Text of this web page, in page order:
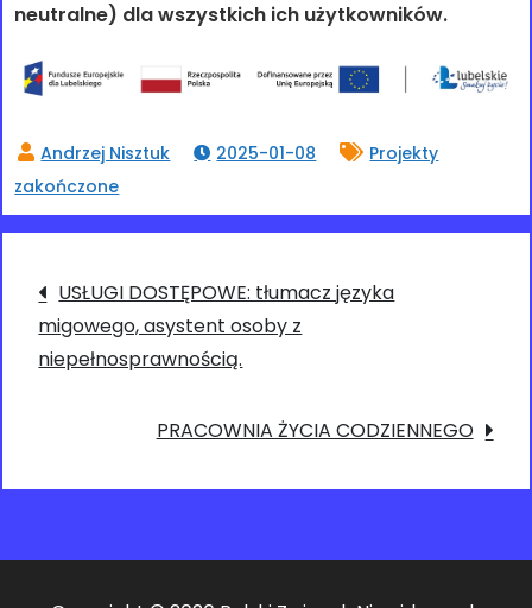
neutralne) dla wszystkich ich użytkowników.
2025-01-08
Projekty
zakończone
Nawigacja
wpisu
USŁUGI DOSTĘPOWE: tłumacz języka
migowego, asystent osoby z
niepełnosprawnością.
PRACOWNIA ŻYCIA CODZIENNEGO